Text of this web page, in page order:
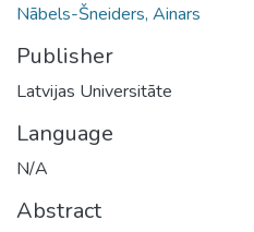
Nābels-Šneiders, Ainars
Publisher
Latvijas Universitāte
Language
N/A
Abstract